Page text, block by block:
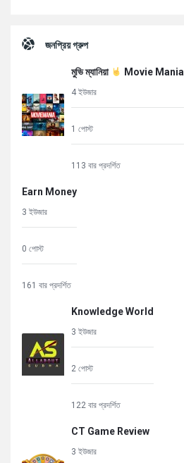
জনপ্রিয় গ্রুপ
মুভি ম্যানিয়া Movie Mania
4 ইউজার
1 পোস্ট
113 বার প্রদর্শিত
Earn Money
3 ইউজার
0 পোস্ট
161 বার প্রদর্শিত
Knowledge World
3 ইউজার
2 পোস্ট
122 বার প্রদর্শিত
CT Game Review
3 ইউজার